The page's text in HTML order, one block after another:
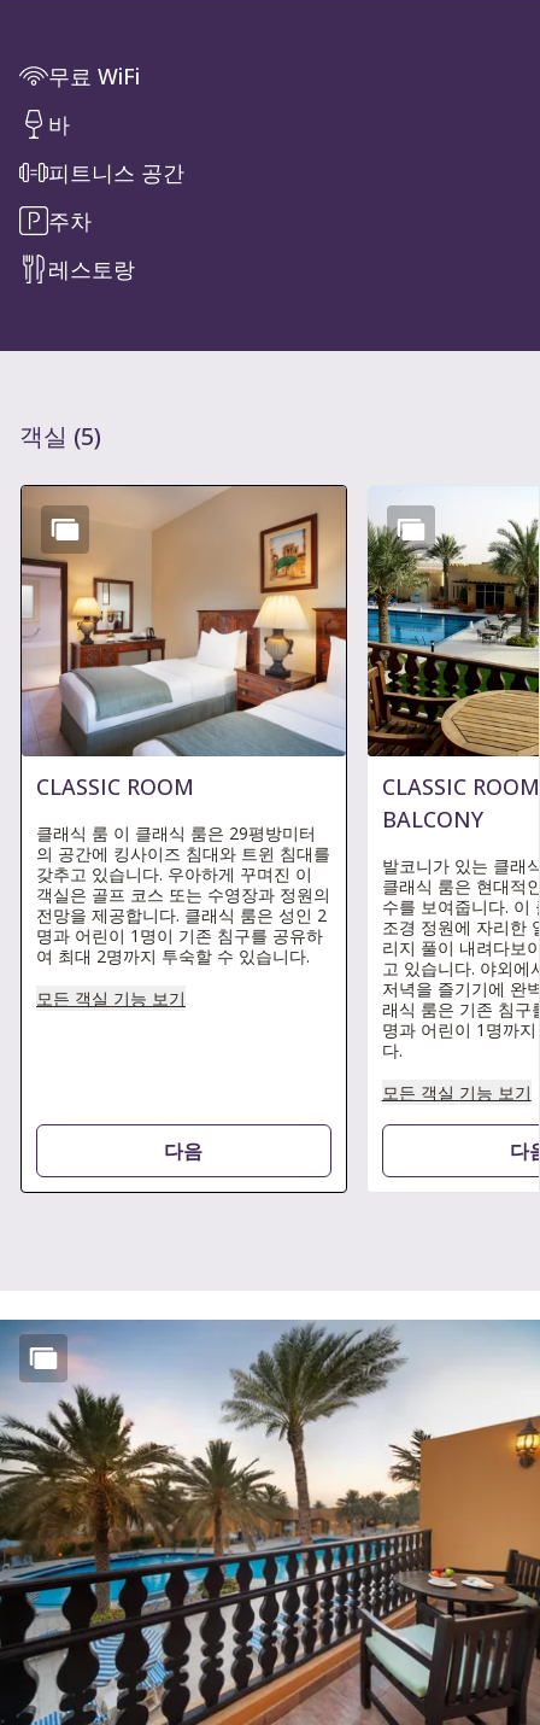
무료 WiFi
바
피트니스 공간
주차
레스토랑
객실 (5)
슬라이드 1 의 5
CLASSIC ROOM
클래식 룸 이 클래식 룸은 29평방미터
의 공간에 킹사이즈 침대와 트윈 침대를
갖추고 있습니다. 우아하게 꾸며진 이
객실은 골프 코스 또는 수영장과 정원의
전망을 제공합니다. 클래식 룸은 성인 2
명과 어린이 1명이 기존 침구를 공유하
여 최대 2명까지 투숙할 수 있습니다.
모든 객실 기능 보기
다음
CLASSIC
BALCONY
발코니가 있는 클래
클래식 룸은 현대적
수를 보여줍니다. 이
조경 정원에 자리한
리지 풀이 내려다보
고 있습니다. 야외에
저녁을 즐기기에 완
래식 룸은 기존 침구
명과 어린이 1명까
다.
모든 객실 기능 보기
다